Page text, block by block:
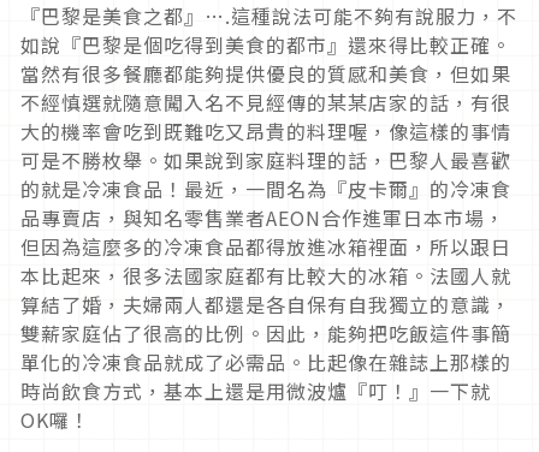
『巴黎是美食之都』….這種說法可能不夠有說服力，不
如說『巴黎是個吃得到美食的都市』還來得比較正確。
當然有很多餐廳都能夠提供優良的質感和美食，但如果
不經慎選就隨意闖入名不見經傳的某某店家的話，有很
大的機率會吃到既難吃又昂貴的料理喔，像這樣的事情
可是不勝枚舉。如果說到家庭料理的話，巴黎人最喜歡
的就是冷凍食品！最近，一間名為『皮卡爾』的冷凍食
品專賣店，與知名零售業者AEON合作進軍日本市場，
但因為這麼多的冷凍食品都得放進冰箱裡面，所以跟日
本比起來，很多法國家庭都有比較大的冰箱。法國人就
算結了婚，夫婦兩人都還是各自保有自我獨立的意識，
雙薪家庭佔了很高的比例。因此，能夠把吃飯這件事簡
單化的冷凍食品就成了必需品。比起像在雜誌上那樣的
時尚飲食方式，基本上還是用微波爐『叮！』一下就
OK囉！